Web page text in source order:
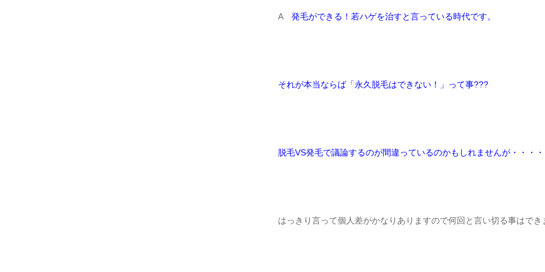
A発毛ができる！若ハゲを治すと言っている時代です。
それが本当ならば「永久脱毛はできない！」って事???
脱毛VS発毛で議論するのが間違っているのかもしれませんが・・・・
はっきり言って個人差がかなりありますので何回と言い切る事はでき